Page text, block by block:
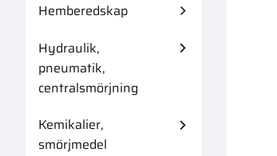
Hemberedskap
Hydraulik,
pneumatik,
centralsmörjning
Kemikalier,
smörjmedel